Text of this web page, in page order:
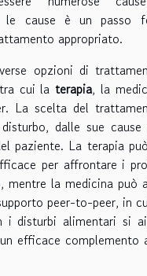
le cause è un passo
appropriato.
opzioni di
cui laterapia, la
La scelta del
dalle sue
paziente. La terapia
per affrontare i
mentre la medicina può
peer-to-peer, in
i disturbi alimentari si
efficace complemento